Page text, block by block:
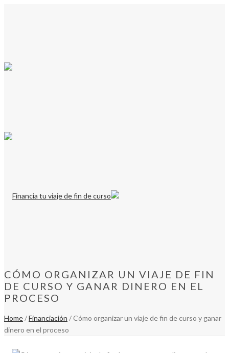
CÓMO ORGANIZAR UN VIAJE DE FIN
DE CURSO Y GANAR DINERO EN EL
PROCESO
Home/Financiación / Cómo organizar un viaje de fin de curso y ganar
dinero en el proceso